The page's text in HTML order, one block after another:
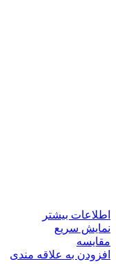
اطلاعات بیشتر
نمایش سریع
مقايسه
افزودن به علاقه مندی